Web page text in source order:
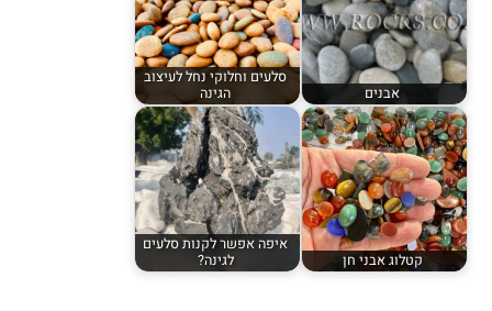
אבנים
סלעים וחלוקי נחל לעיצוב
הגינה
קטלוג אבני חן
איפה אפשר לקנות סלעים
לגינה?